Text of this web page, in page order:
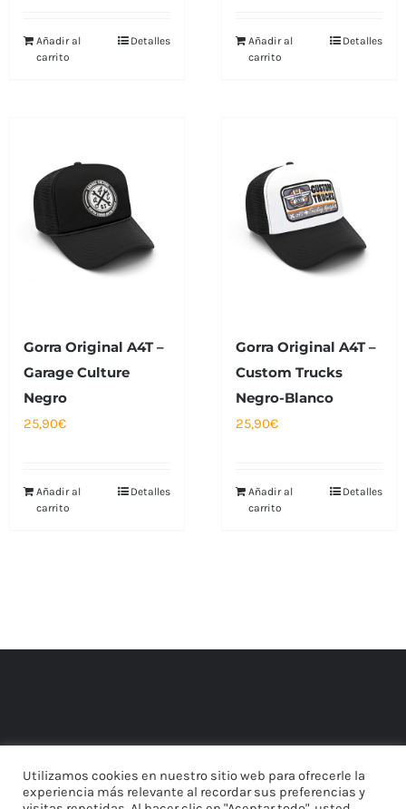
Añadir al
carrito
Detalles
Añadir al
carrito
Detalles
Gorra Original A4T –
Garage Culture
Negro
25,90€
Añadir al
carrito
Detalles
Gorra Original A4T –
Custom Trucks
Negro-Blanco
25,90€
Añadir al
carrito
Detalles
Utilizamos cookies en nuestro sitio web para ofrecerle la
experiencia más relevante al recordar sus preferencias y